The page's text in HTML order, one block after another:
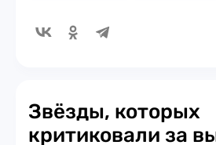
Звёзды, которых
критиковали за